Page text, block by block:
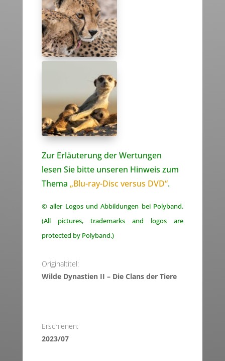
Zur Erläuterung der Wertungen
lesen Sie bitte unseren Hinweis zum
Thema „Blu-ray-Disc versus DVD“.
© aller Logos und Abbildungen bei Polyband.
(All pictures, trademarks and logos are
protected by Polyband.)
Originaltitel:
Wilde Dynastien II – Die Clans der Tiere
Erschienen:
2023/07